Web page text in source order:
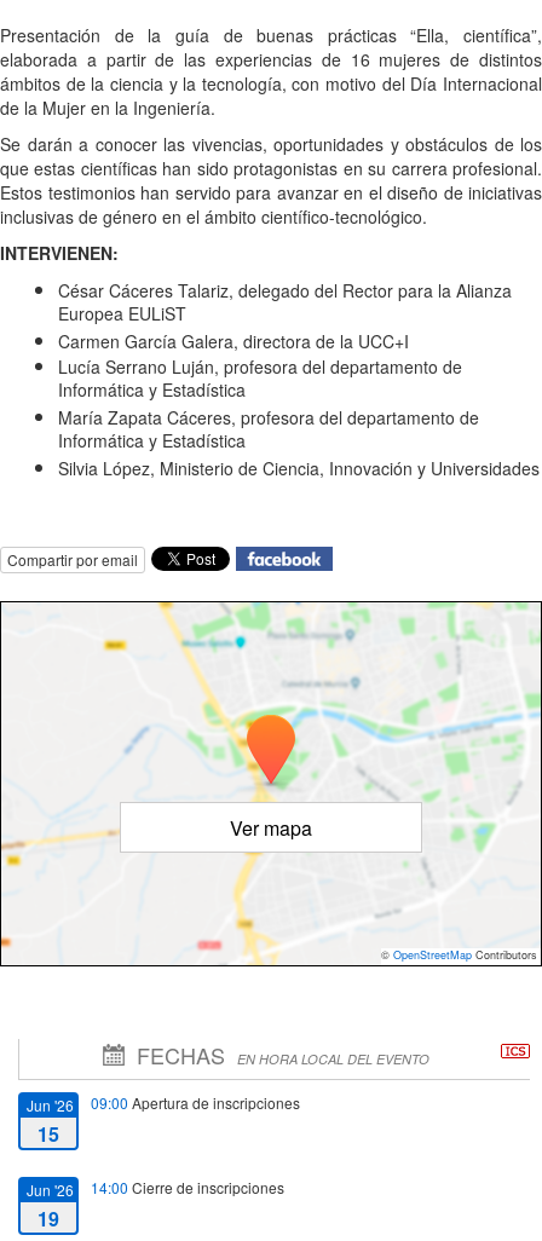
Presentación de la guía de buenas prácticas “Ella, científica”,
elaborada a partir de las experiencias de 16 mujeres de distintos
ámbitos de la ciencia y la tecnología, con motivo del Día Internacional
de la Mujer en la Ingeniería.
Se darán a conocer las vivencias, oportunidades y obstáculos de los
que estas científicas han sido protagonistas en su carrera profesional.
Estos testimonios han servido para avanzar en el diseño de iniciativas
inclusivas de género en el ámbito científico-tecnológico.
INTERVIENEN:
César Cáceres Talariz, delegado del Rector para la Alianza
Europea EULiST
Carmen García Galera, directora de la UCC+I
Lucía Serrano Luján, profesora del departamento de
Informática y Estadística
María Zapata Cáceres, profesora del departamento de
Informática y Estadística
Silvia López, Ministerio de Ciencia, Innovación y Universidades
Compartir por email
Ver mapa
© OpenStreetMap Contributors
FECHAS EN HORA LOCAL DEL EVENTO
Jun '26
15
09:00 Apertura de inscripciones
Jun '26
19
14:00 Cierre de inscripciones